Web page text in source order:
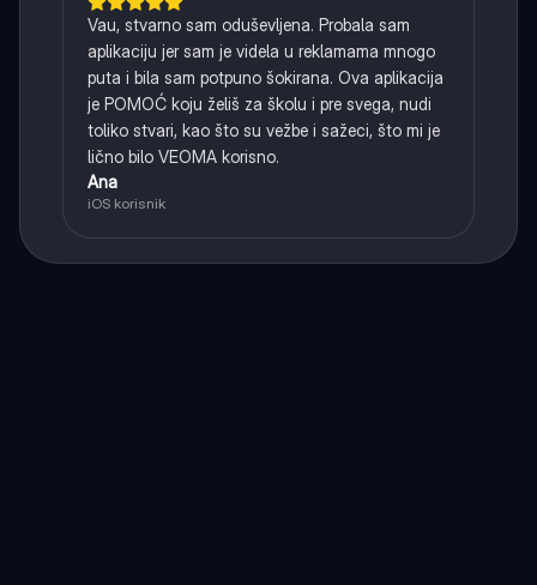
Vau, stvarno sam oduševljena. Probala sam
aplikaciju jer sam je videla u reklamama mnogo
puta i bila sam potpuno šokirana. Ova aplikacija
je POMOĆ koju želiš za školu i pre svega, nudi
toliko stvari, kao što su vežbe i sažeci, što mi je
lično bilo VEOMA korisno.
Ana
iOS korisnik